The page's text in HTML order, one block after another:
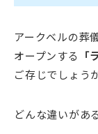
アークベルの葬
オープンする
「
ご存じでしょう
どんな違いがあ